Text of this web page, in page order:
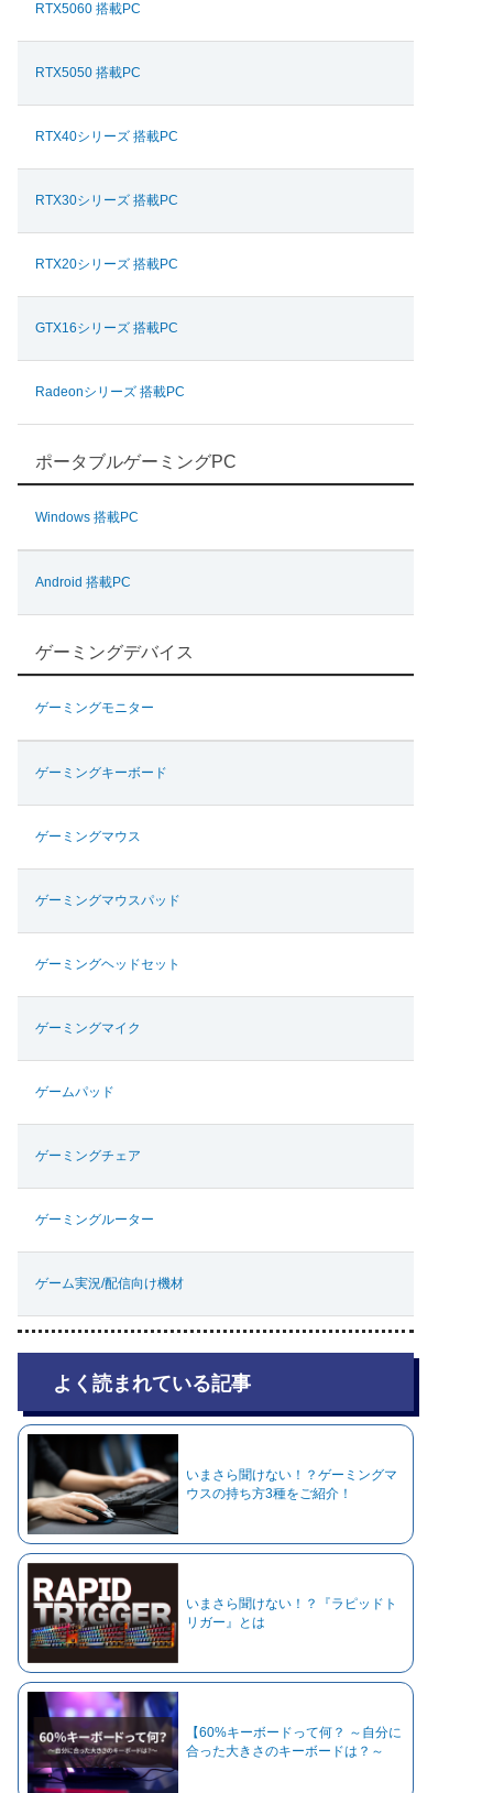
RTX5060 搭載PC
RTX5050 搭載PC
RTX40シリーズ 搭載PC
RTX30シリーズ 搭載PC
RTX20シリーズ 搭載PC
GTX16シリーズ 搭載PC
Radeonシリーズ 搭載PC
ポータブルゲーミングPC
Windows 搭載PC
Android 搭載PC
ゲーミングデバイス
ゲーミングモニター
ゲーミングキーボード
ゲーミングマウス
ゲーミングマウスパッド
ゲーミングヘッドセット
ゲーミングマイク
ゲームパッド
ゲーミングチェア
ゲーミングルーター
ゲーム実況/配信向け機材
よく読まれている記事
いまさら聞けない！？ゲーミングマ
ウスの持ち方3種をご紹介！
いまさら聞けない！？『ラピッドト
リガー』とは
【60%キーボードって何？ ～自分に
合った大きさのキーボードは？～